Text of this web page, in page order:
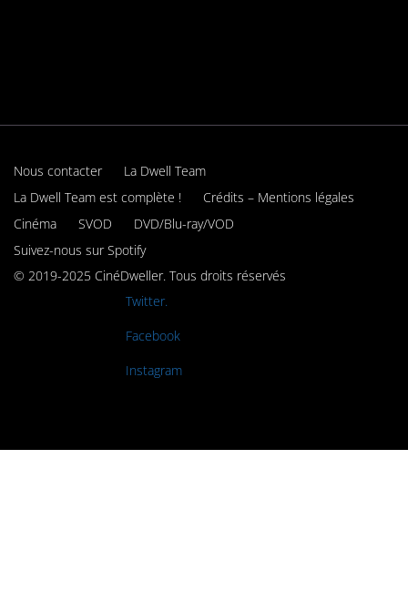
Nous contacter
La Dwell Team
La Dwell Team est complète !
Crédits – Mentions légales
Cinéma
SVOD
DVD/Blu-ray/VOD
Suivez-nous sur Spotify
© 2019-2025 CinéDweller. Tous droits réservés
Twitter.
Facebook
Instagram